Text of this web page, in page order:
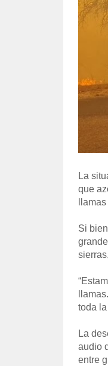
La
que
Si
toda
La
audio
entre